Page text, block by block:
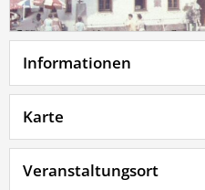
Informationen
Karte
Veranstaltungsort